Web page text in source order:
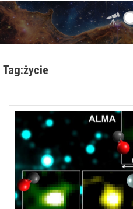
Przejdź do zawartości
Tag:życie